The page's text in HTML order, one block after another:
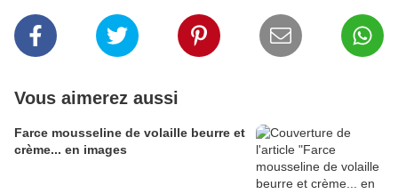
Vous aimerez aussi
Farce mousseline de volaille beurre et
crème... en images